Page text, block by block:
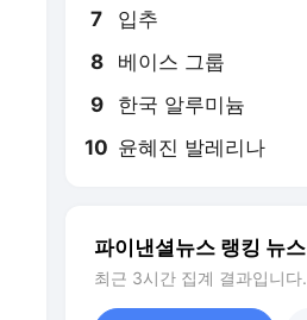
7 입추
8 베이스 그룹
9 한국 알루미늄
10 윤혜진 발레리나
파이낸셜뉴스 랭킹 뉴스
최근 3시간 집계 결과입니다.